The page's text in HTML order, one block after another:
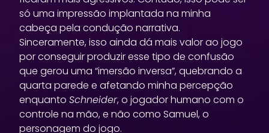
só uma impressão implantada na minha
cabeça pela condução narrativa.
Sinceramente, isso ainda dá mais valor ao jogo
por conseguir produzir esse tipo de confusão
que gerou uma “imersão inversa”, quebrando a
quarta parede e afetando minha percepção
enquantoSchneider, o jogador humano com o
controle na mão, e não como Samuel, o
personagem do jogo.